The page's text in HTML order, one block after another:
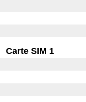
Carte SIM 1